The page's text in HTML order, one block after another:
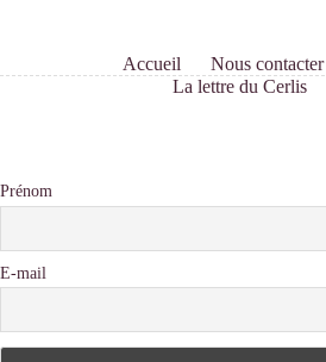
Accueil Nous contacter
La lettre du Cerlis
Prénom
E-mail